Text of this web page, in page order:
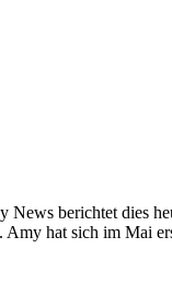
berichtet dies
hat sich im Mai